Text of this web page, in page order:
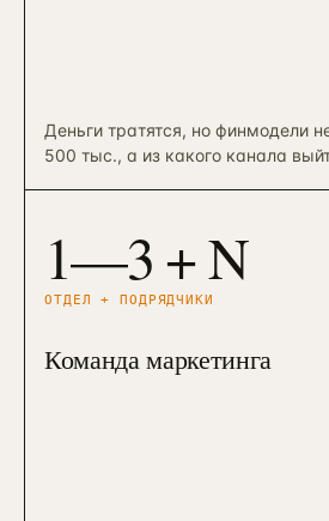
Деньги тратятся, но финмодели
500 тыс., а из какого канала
1—3 + N
ОТДЕЛ + ПОДРЯДЧИКИ
Команда маркетинга